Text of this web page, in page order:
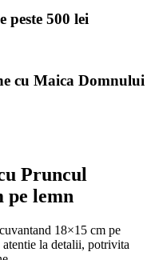
peste 500 lei
cu Maica Domnului
Pruncul
pe lemn
18×15 cm pe
la detalii, potrivita